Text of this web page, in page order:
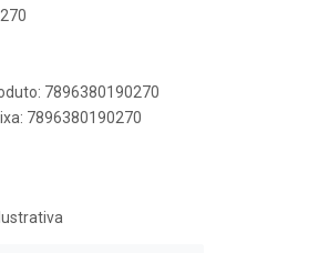
7896380190270
7896380190270